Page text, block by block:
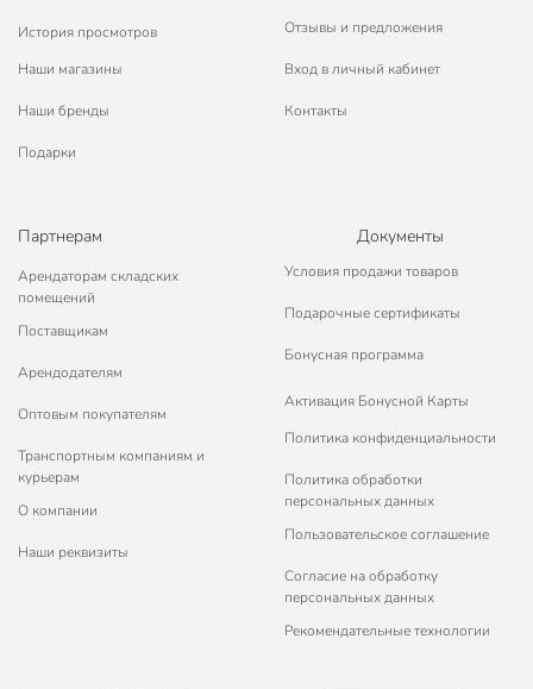
История просмотров
Наши магазины
Наши бренды
Подарки
Отзывы и предложения
Вход в личный кабинет
Контакты
Партнерам
Арендаторам складских
помещений
Поставщикам
Арендодателям
Оптовым покупателям
Транспортным компаниям и
курьерам
О компании
Наши реквизиты
Документы
Условия продажи товаров
Подарочные сертификаты
Бонусная программа
Активация Бонусной Карты
Политика конфиденциальности
Политика обработки
персональных данных
Пользовательское соглашение
Согласие на обработку
персональных данных
Рекомендательные технологии